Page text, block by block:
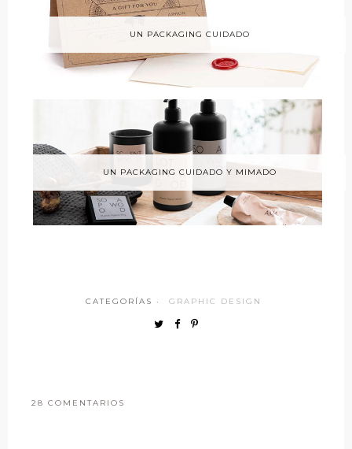
UN PACKAGING CUIDADO
UN PACKAGING CUIDADO Y MIMADO
CATEGORÍAS · GRAPHIC DESIGN
28 COMENTARIOS